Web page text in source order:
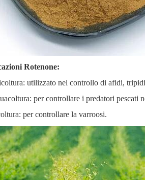
Rotenone:
utilizzato nel controllo di afidi,
per controllare i predatori pescati
per controllare la varroosi.